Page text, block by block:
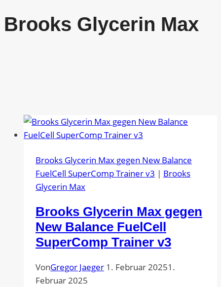
Brooks Glycerin Max
Brooks Glycerin Max gegen New Balance
FuelCell SuperComp Trainer v3 | Brooks
Glycerin Max
Brooks Glycerin Max gegen
New Balance FuelCell
SuperComp Trainer v3
VonGregor Jaeger 1. Februar 20251.
Februar 2025